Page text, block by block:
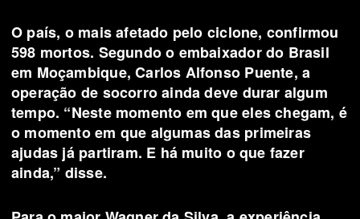
O país, o mais afetado pelo ciclone, confirmou
598 mortos. Segundo o embaixador do Brasil
em Moçambique, Carlos Alfonso Puente, a
operação de socorro ainda deve durar algum
tempo. “Neste momento em que eles chegam, é
o momento em que algumas das primeiras
ajudas já partiram. E há muito o que fazer
ainda,” disse.